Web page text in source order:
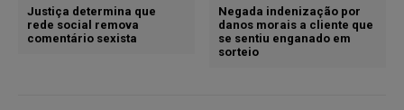
Justiça determina que
rede social remova
comentário sexista
Negada indenização por
danos morais a cliente que
se sentiu enganado em
sorteio